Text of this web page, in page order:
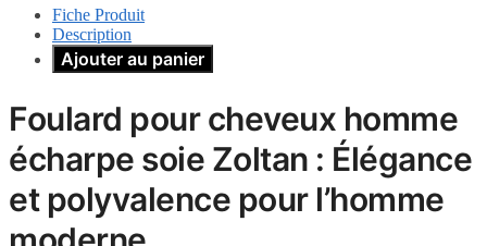
Fiche Produit
Description
Ajouter au panier
Foulard pour cheveux homme
écharpe soie Zoltan : Élégance
et polyvalence pour l’homme